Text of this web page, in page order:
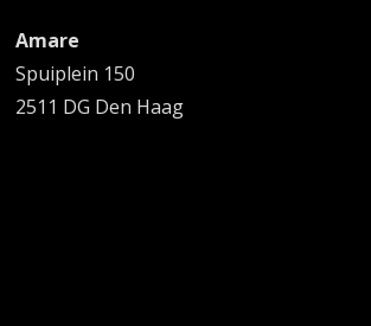
Amare
Spuiplein 150
2511 DG Den Haag